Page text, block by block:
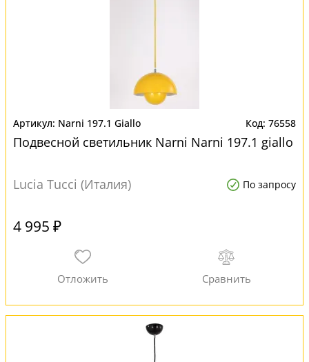
Narni 197.1 Giallo 76558
Подвесной светильник Narni Narni 197.1 giallo
Lucia Tucci (Италия) По запросу
4 995 ₽